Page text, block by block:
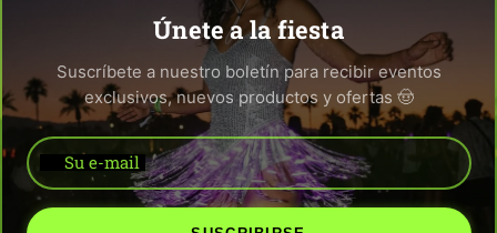
Únete a la fiesta
Suscríbete a nuestro boletín para recibir eventos
exclusivos, nuevos productos y ofertas 🤠
Su e-mail